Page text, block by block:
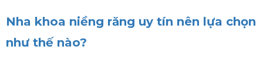
Nha khoa niềng răng uy tín nên lựa chọn
như thế nào?